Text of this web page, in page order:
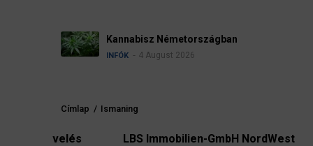
Névadási
Morzsa
Címlap / Ismaning
LBS Immobilien-GmbH NordWest